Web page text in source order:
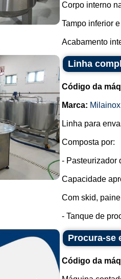
Corpo interno
Tampo inferior
Acabamento
Linha
Código da
Marca: Milainox
Linha para
Composta por:
- Pasteurizador
Capacidade
Com skid,
- Tanque de
Procura-se
Código da